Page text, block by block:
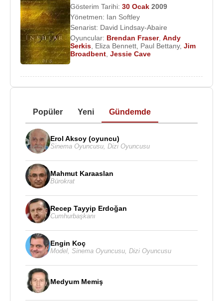
Gösterim Tarihi: 30 Ocak 2009
Yönetmen: Ian Softley
Senarist: David Lindsay-Abaire
Oyuncular: Brendan Fraser, Andy
Serkis Eliza Bennett Paul Bettany, Jim
Broadbent Jessie Cave
Popüler Yeni Gündemde
Erol Aksoy (oyuncu)
Sinema Oyuncusu Dizi Oyuncusu
Mahmut Karaaslan
Bürokrat
Recep Tayyip Erdoğan
Cumhurbaşkanı
Engin Koç
Model Sinema Oyuncusu Dizi Oyuncusu
Medyum Memiş